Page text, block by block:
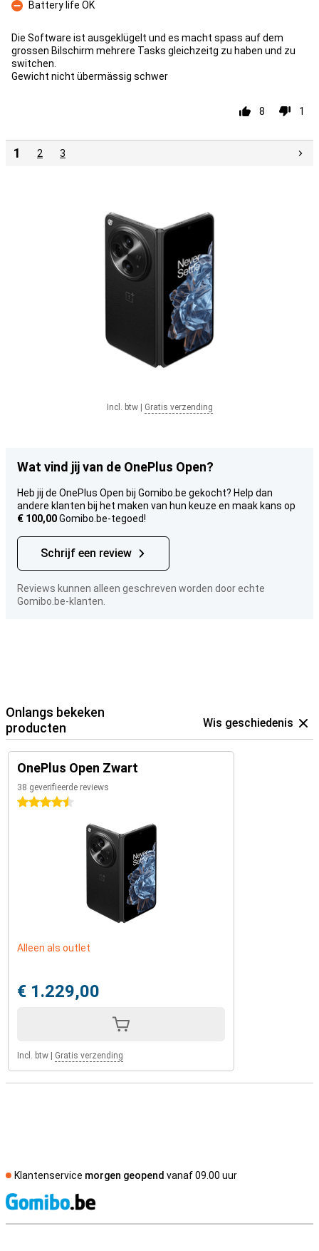
Minpunt
Battery life OK
Die Software ist ausgeklügelt und es macht spass auf dem
grossen Bilschirm mehrere Tasks gleichzeitg zu haben und zu
switchen.
Gewicht nicht übermässig schwer
8 1
1 2 3
Incl. btw| Gratis verzending
Wat vind jij van de OnePlus Open?
Heb jij de OnePlus Open bij Gomibo.be gekocht? Help dan
andere klanten bij het maken van hun keuze en maak kans op
€ 100,00Gomibo.be-tegoed!
Schrijf een review
Reviews kunnen alleen geschreven worden door echte
Gomibo.be-klanten.
Onlangs bekeken
producten
Wis geschiedenis
OnePlus Open Zwart
38 geverifieerde reviews
4.5 sterren
Alleen als outlet
€ 1.229,00
Incl. btw Gratis verzending
Klantenservice morgen geopend vanaf 09.00 uur